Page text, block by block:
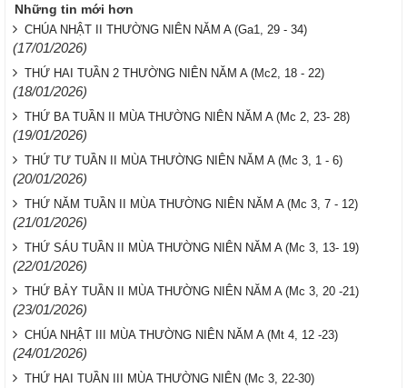
Những tin mới hơn
CHÚA NHẬT II THƯỜNG NIÊN NĂM A (Ga1, 29 - 34)
(17/01/2026)
THỨ HAI TUẦN 2 THƯỜNG NIÊN NĂM A (Mc2, 18 - 22)
(18/01/2026)
THỨ BA TUẦN II MÙA THƯỜNG NIÊN NĂM A (Mc 2, 23- 28)
(19/01/2026)
THỨ TƯ TUẦN II MÙA THƯỜNG NIÊN NĂM A (Mc 3, 1 - 6)
(20/01/2026)
THỨ NĂM TUẦN II MÙA THƯỜNG NIÊN NĂM A (Mc 3, 7 - 12)
(21/01/2026)
THỨ SÁU TUẦN II MÙA THƯỜNG NIÊN NĂM A (Mc 3, 13- 19)
(22/01/2026)
THỨ BẢY TUẦN II MÙA THƯỜNG NIÊN NĂM A (Mc 3, 20 -21)
(23/01/2026)
CHÚA NHẬT III MÙA THƯỜNG NIÊN NĂM A (Mt 4, 12 -23)
(24/01/2026)
THỨ HAI TUẦN III MÙA THƯỜNG NIÊN (Mc 3, 22-30)